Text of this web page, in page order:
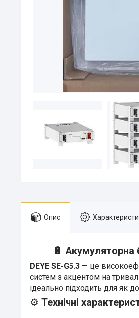
Опис
🔋 Акумуляторна
DEYE SE-G5.3 — це
систем з акцентом на
ідеально підходить для як
⚙️ Технічні